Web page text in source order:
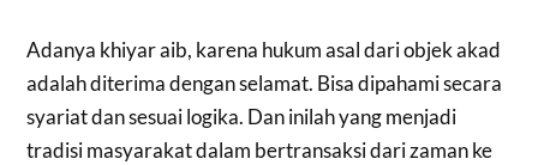
Adanya khiyar aib, karena hukum asal dari objek akad
adalah diterima dengan selamat. Bisa dipahami secara
syariat dan sesuai logika. Dan inilah yang menjadi
tradisi masyarakat dalam bertransaksi dari zaman ke